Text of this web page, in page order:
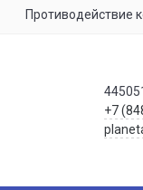
Противодействие
+7